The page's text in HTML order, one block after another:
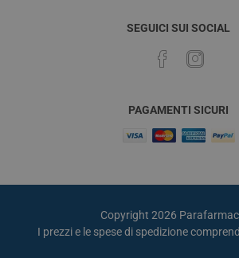
SEGUICI SUI SOCIAL
PAGAMENTI SICURI
Copyright 2026
I prezzi e le spese di spedizione